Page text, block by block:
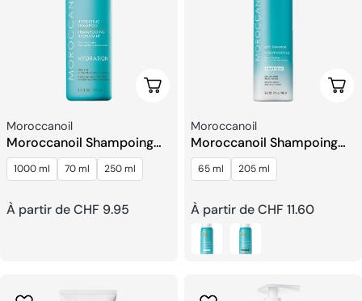
Choisissez Les Options
Fournisseur:
Moroccanoil
Moroccanoil Shampoing
Hydratant
1000 ml 70 ml 250 ml
Prix
À partir de CHF 9.95
Fournisseur:
Moroccanoil
Moroccanoil Shampoing
Sec
65 ml 205 ml
Prix
habituel
À partir de CHF 11.60